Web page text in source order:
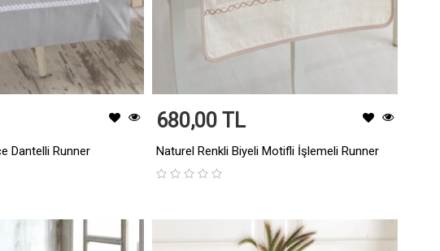
Dantelli Runner
680,00 TL
Naturel Renkli Biyeli Motifli İşlemeli Runner